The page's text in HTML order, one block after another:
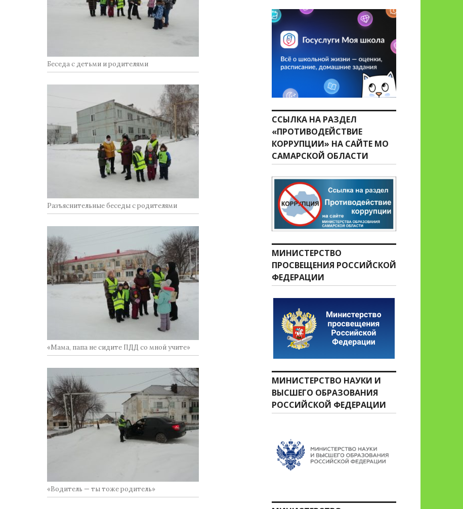
Беседа с детьми и родителями
Разъяснительные беседы с родителями
«Мама, папа не сидите ПДД со мной учите»
«Водитель — ты тоже родитель»
ССЫЛКА НА РАЗДЕЛ
«ПРОТИВОДЕЙСТВИЕ
КОРРУПЦИИ» НА САЙТЕ МО
САМАРСКОЙ ОБЛАСТИ
МИНИСТЕРСТВО
ПРОСВЕЩЕНИЯ РОССИЙСКОЙ
ФЕДЕРАЦИИ
МИНИСТЕРСТВО НАУКИ И
ВЫСШЕГО ОБРАЗОВАНИЯ
РОССИЙСКОЙ ФЕДЕРАЦИИ